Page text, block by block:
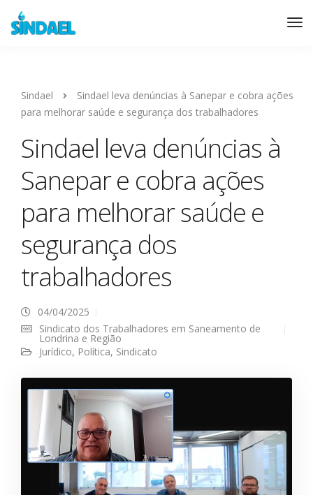
Sindael
Sindael leva denúncias à Sanepar e cobra ações
para melhorar saúde e segurança dos trabalhadores
Sindael leva denúncias à
Sanepar e cobra ações
para melhorar saúde e
segurança dos
trabalhadores
04/04/2025
Sindicato dos Trabalhadores em Saneamento de
Londrina e Região
Jurídico, Política, Sindicato